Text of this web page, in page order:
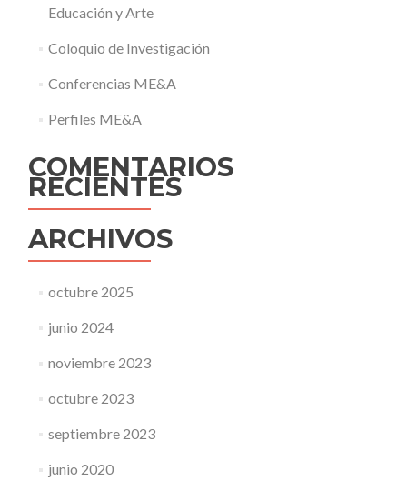
Educación y Arte
Coloquio de Investigación
Conferencias ME&A
Perfiles ME&A
COMENTARIOS
RECIENTES
ARCHIVOS
octubre 2025
junio 2024
noviembre 2023
octubre 2023
septiembre 2023
junio 2020